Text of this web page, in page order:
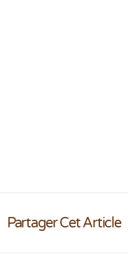
Partager Cet Article